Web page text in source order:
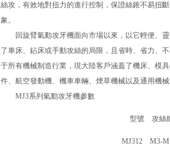
絲攻，有效地對扭力的進行控制，保證絲錐不易扭
象。
回旋臂氣動攻牙機面向市場以來，以它輕便、靈
了車床、鉆床或手動攻絲的局限，且省時、省力、
于所有機械制造行業，現大陸客戶涵蓋了機床、模
件、航空發動機、機車車輛、煙草機械以及通用機械
MJ3系列氣動攻牙機參數
型號 攻絲
MJ312 M3-